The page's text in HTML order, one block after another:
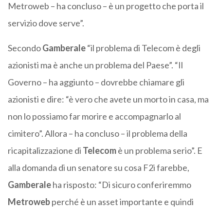
Metroweb – ha concluso – è un progetto che porta il
servizio dove serve”.
SecondoGamberale“il problema di Telecom è degli
azionisti ma è anche un problema del Paese”. “Il
Governo – ha aggiunto – dovrebbe chiamare gli
azionisti e dire: “è vero che avete un morto in casa, ma
non lo possiamo far morire e accompagnarlo al
cimitero”. Allora – ha concluso – il problema della
ricapitalizzazione di Telecomè un problema serio”. E
alla domanda di un senatore su cosa F2i farebbe,
Gamberaleha risposto: “Di sicuro conferiremmo
Metrowebperché è un asset importante e quindi